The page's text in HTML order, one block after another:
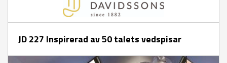
JD 227 Inspirerad av 50 talets vedspisar